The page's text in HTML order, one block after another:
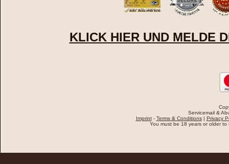
KLICK HIER UND MELDE
Servicemail &
Imprint- Terms & Conditions| Privacy
You must be 18 years or older